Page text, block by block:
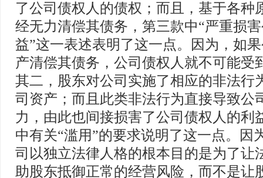
了公司债权人的债权；而且，基于各种
经无力清偿其债务，第三款中“严重损
益”这一表述表明了这一点。因为，如
产清偿其债务，公司债权人就不可能受
其二，股东对公司实施了相应的非法行
司资产；而且此类非法行为直接导致公
力，由此也间接损害了公司债权人的利
中有关“滥用”的要求说明了这一点。因
司以独立法律人格的根本目的是为了让
助股东抵御正常的经营风险，而不是让